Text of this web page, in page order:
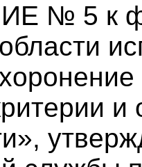
№ 5 к
и